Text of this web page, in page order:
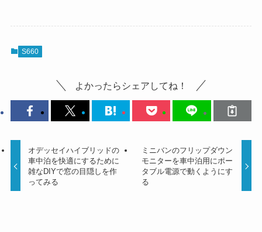
S660
よかったらシェアしてね！
オデッセイハイブリッドの
車中泊を快適にするために
雑なDIYで窓の目隠しを作
ってみる
ミニバンのフリップダウン
モニターを車中泊用にポー
タブル電源で動くようにす
る